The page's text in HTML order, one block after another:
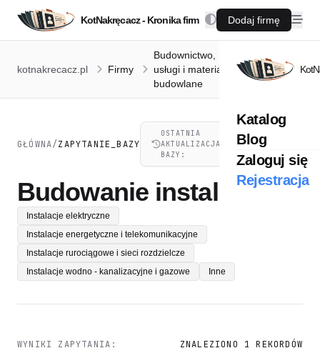
KotNakręcacz - Kronika firm Dodaj firmę
Katalog
Blog
Zaloguj się
Rejestracja
kotnakrecacz.pl Firmy
Budownictwo,
usługi i materiały
budowlane
Budowanie
instalacji
GŁÓWNA/ZAPYTANIE_BAZY
OSTATNIA
AKTUALIZACJA
BAZY:
05.08.2026,
21:44
Budowanie instalacji
Instalacje elektryczne
Instalacje energetyczne i telekomunikacyjne
Instalacje rurociągowe i sieci rozdzielcze
Instalacje wodno - kanalizacyjne i gazowe
Inne
WYNIKI ZAPYTANIA: ZNALEZIONO 1 REKORDÓW